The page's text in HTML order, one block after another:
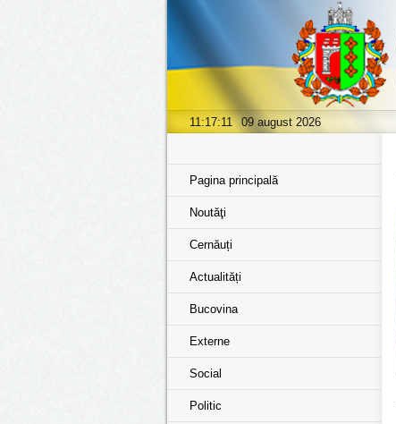
11:17:11 09 august 2026
Pagina principală
Noutăţi
Cernăuți
Actualități
Bucovina
Externe
Social
Politic